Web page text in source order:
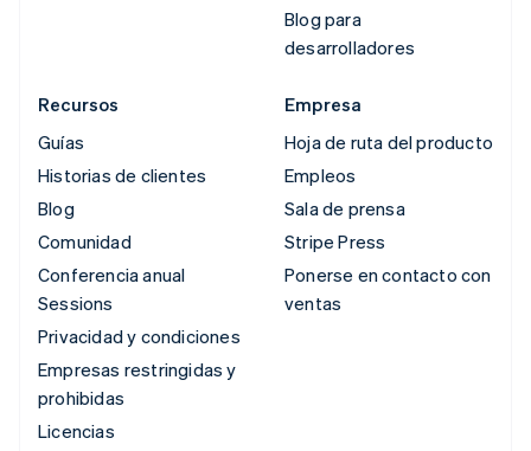
Blog para
desarrolladores
Recursos
Guías
Historias de clientes
Blog
Comunidad
Conferencia anual
Sessions
Privacidad y condiciones
Empresas restringidas y
prohibidas
Licencias
Empresa
Hoja de ruta del producto
Empleos
Sala de prensa
Stripe Press
Ponerse en contacto con
ventas